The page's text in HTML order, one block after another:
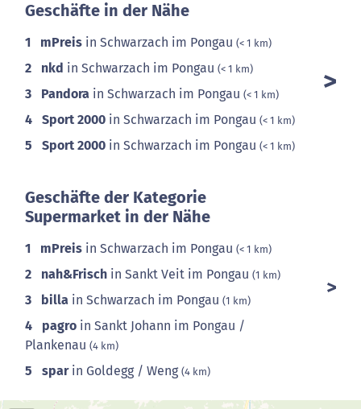
Geschäfte in der Nähe
1 mPreis in Schwarzach im Pongau (< 1 km)
2 nkd in Schwarzach im Pongau (< 1 km)
3 Pandora in Schwarzach im Pongau (< 1 km)
4 Sport 2000 in Schwarzach im Pongau (< 1 km)
5 Sport 2000 in Schwarzach im Pongau (< 1 km)
Geschäfte der Kategorie
Supermarket in der Nähe
1 mPreis in Schwarzach im Pongau (< 1 km)
2 nah&Frisch in Sankt Veit im Pongau (1 km)
3 billa in Schwarzach im Pongau (1 km)
4 pagro in Sankt Johann im Pongau /
Plankenau (4 km)
5 sparin Goldegg / Weng (4 km)